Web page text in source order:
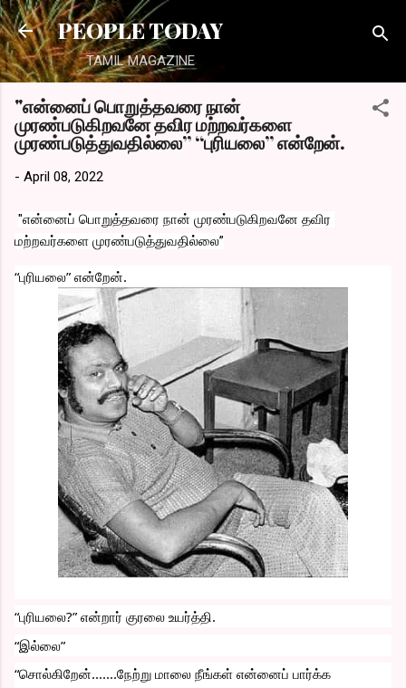
Skip to main content
PEOPLE TODAY
TAMIL MAGAZINE
"என்னைப் பொறுத்தவரை நான்
முரண்படுகிறவனே தவிர மற்றவர்களை
முரண்படுத்துவதில்லை” “புரியலை” என்றேன்.
- April 08, 2022
"என்னைப் பொறுத்தவரை நான் முரண்படுகிறவனே தவிர
மற்றவர்களை முரண்படுத்துவதில்லை”
“புரியலை” என்றேன்.
“புரியலை?” என்றார் குரலை உயர்த்தி.
“இல்லை”
“சொல்கிறேன்.......நேற்று மாலை நீங்கள் என்னைப் பார்க்க